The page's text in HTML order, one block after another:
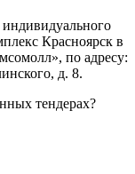
Красноярск в
по адресу:
д. 8.
тендерах?